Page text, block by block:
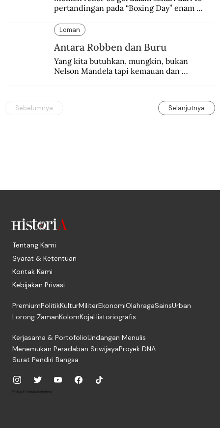
pertandingan pada “Boxing Day” enam
Manchester United 6-1.
Loman
Antara Robben dan Buru
Yang kita butuhkan, mungkin, bukan
Nelson Mandela tapi kemauan dan
Sebelumnya Selanjutnya
Tentang Kami
Syarat & Ketentuan
Kontak Kami
Kebijakan Privasi
PremiumPolitikKulturMiliterEkonomiOlahragaSainsUrban
Lorong ZamanKolomKojaHistoriografis
Kerjasama & PortofolioUndangan Menulis
Menemukan Peradaban SriwijayaProyek DNA
Surat Pendiri Bangsa
© 2026, PT. Media Digital Historia.